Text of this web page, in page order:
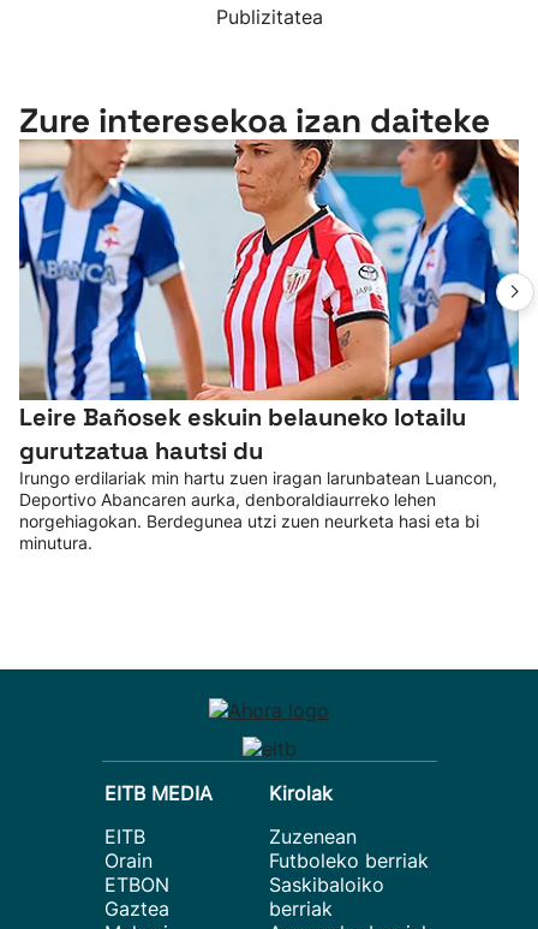
Publizitatea
Zure interesekoa izan daiteke
Leire Bañosek eskuin belauneko lotailu
gurutzatua hautsi du
Irungo erdilariak min hartu zuen iragan larunbatean Luancon,
Deportivo Abancaren aurka, denboraldiaurreko lehen
norgehiagokan. Berdegunea utzi zuen neurketa hasi eta bi
minutura.
EITB MEDIA
EITB
Orain
ETBON
Gaztea
Kirolak
Zuzenean
Futboleko berriak
Saskibaloiko
berriak